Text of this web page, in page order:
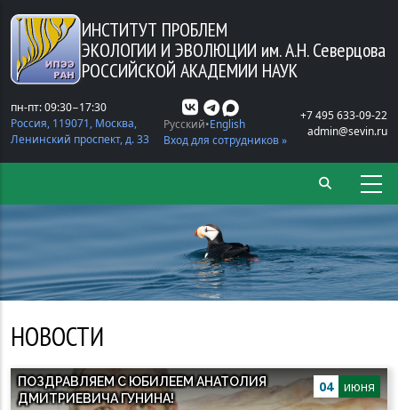
Перейти к основному содержанию
ИНСТИТУТ ПРОБЛЕМ
ЭКОЛОГИИ И ЭВОЛЮЦИИ им. А.Н. Северцова
РОССИЙСКОЙ АКАДЕМИИ НАУК
пн-пт: 09:30−17:30
Россия, 119071, Москва,
Ленинский проспект, д. 33
Русский English
Вход для сотрудников »
+7 495 633-09-22
admin@sevin.ru
НОВОСТИ
04 июня
ПОЗДРАВЛЯЕМ С ЮБИЛЕЕМ АНАТОЛИЯ
ДМИТРИЕВИЧА ГУНИНА!